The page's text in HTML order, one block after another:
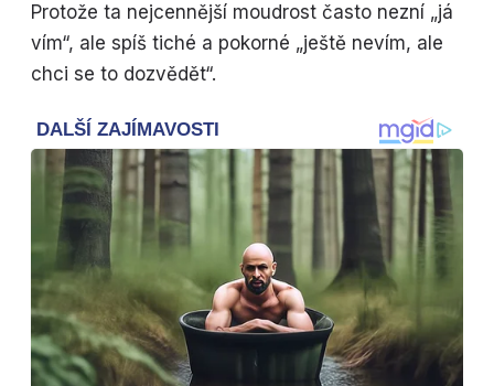
Protože ta nejcennější moudrost často nezní „já
vím“, ale spíš tiché a pokorné „ještě nevím, ale
chci se to dozvědět“.